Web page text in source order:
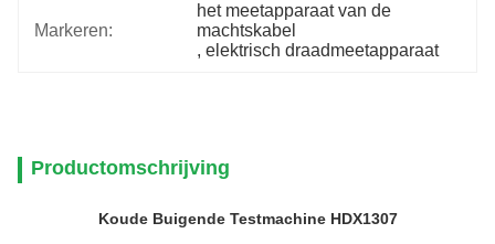
Markeren:
het meetapparaat van de
machtskabel
, elektrisch draadmeetapparaat
Productomschrijving
Koude Buigende Testmachine HDX1307